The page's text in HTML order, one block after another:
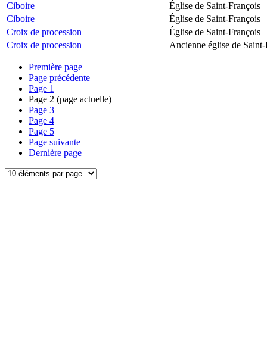
Ciboire
Église de Saint-François
Ciboire
Église de Saint-François
Croix de procession
Église de Saint-François
Croix de procession
Ancienne église de Saint-
Première page
Page précédente
Page 1
Page 2 (page actuelle)
Page 3
Page 4
Page 5
Page suivante
Dernière page